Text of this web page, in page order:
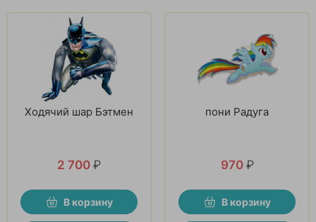
Ходячий шар Бэтмен
2 700 ₽
В корзину
пони Радуга
970 ₽
В корзину